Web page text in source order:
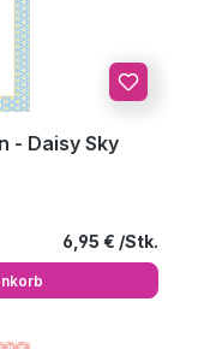
- Daisy Sky
Regulärer
6,95 €